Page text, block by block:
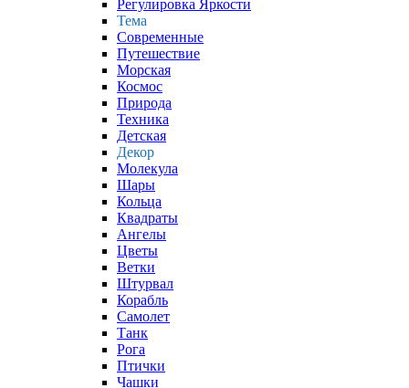
Регулировка Яркости
Тема
Современные
Путешествие
Морская
Космос
Природа
Техника
Детская
Декор
Молекула
Шары
Кольца
Квадраты
Ангелы
Цветы
Ветки
Штурвал
Корабль
Самолет
Танк
Рога
Птички
Чашки